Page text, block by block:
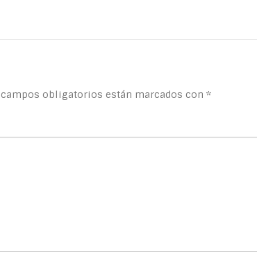
campos obligatorios están marcados con *